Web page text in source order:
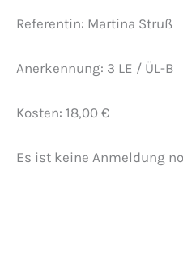
Referentin: Martina Struß
Anerkennung: 3 LE / ÜL-B
Kosten: 18,00 €
Es ist keine Anmeldung